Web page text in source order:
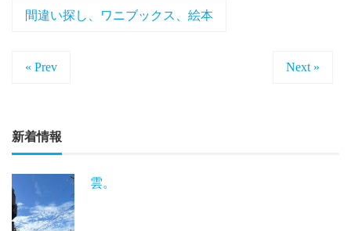
間違い探し、ワニブックス、絵本
« Prev Next »
新着情報
雲。